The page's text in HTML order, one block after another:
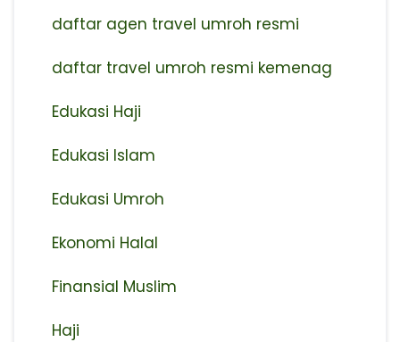
⁠daftar agen travel umroh resmi
daftar travel umroh resmi kemenag
Edukasi Haji
Edukasi Islam
Edukasi Umroh
Ekonomi Halal
Finansial Muslim
Haji